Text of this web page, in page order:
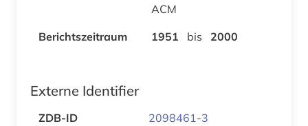
ACM
Berichtszeitraum
1951 bis 2000
Externe Identifier
ZDB-ID
2098461-3